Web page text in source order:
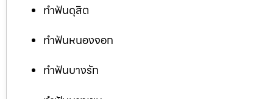
ทำฟันดุสิต
ทำฟันหนองจอก
ทำฟันบางรัก